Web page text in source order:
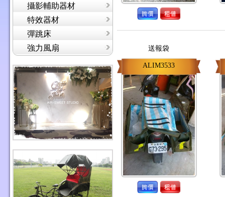
攝影輔助器材
特效器材
彈跳床
強力風扇
送報袋
ALIM3533